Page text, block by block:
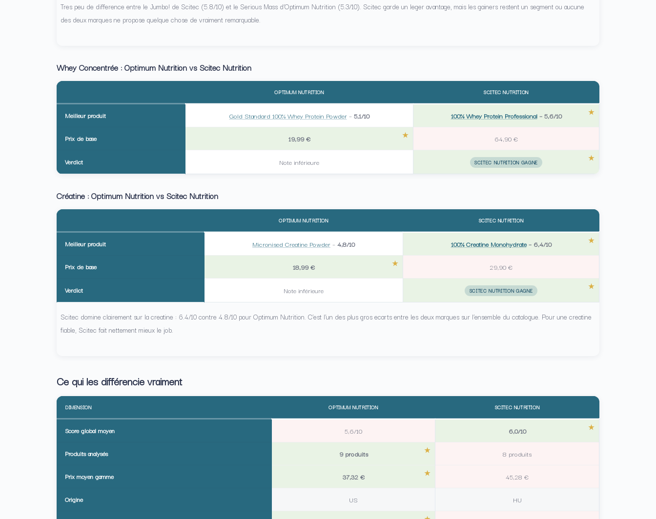
Tres peu de difference entre le Jumbo! de Scitec (5.8/10) et le Serious Mass d’Optimum Nutrition (5.3/10). Scitec garde un leger avantage, mais les gainers restent un segment ou aucune
des deux marques ne propose quelque chose de vraiment remarquable.
Whey Concentrée : Optimum Nutrition vs Scitec Nutrition
OPTIMUM NUTRITION SCITEC NUTRITION
Meilleur produit Gold Standard 100% Whey Protein Powder– 5,1/10 100% Whey Protein Professional– 5,6/10
Prix de base 19,99 € 64,90 €
Verdict Note inférieure SCITEC NUTRITION GAGNE
Créatine : Optimum Nutrition vs Scitec Nutrition
OPTIMUM NUTRITION SCITEC NUTRITION
Meilleur produit Micronised Creatine Powder – 4,8/10 100% Creatine Monohydrate– 6,4/10
Prix de base 18,99 € 29,90 €
Verdict Note inférieure SCITEC NUTRITION GAGNE
Scitec domine clairement sur la creatine : 6.4/10 contre 4.8/10 pour Optimum Nutrition. C’est l’un des plus gros ecarts entre les deux marques sur l’ensemble du catalogue. Pour une creatine
fiable, Scitec fait nettement mieux le job.
Ce qui les différencie vraiment
DIMENSION OPTIMUM NUTRITION SCITEC NUTRITION
Score global moyen 5,6/10 6,0/10
Produits analysés 9 produits 8 produits
Prix moyen gamme 37,32 € 45,28 €
Origine US HU